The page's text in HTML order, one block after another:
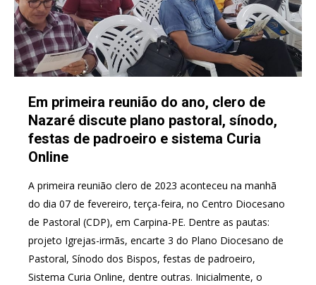
Em primeira reunião do ano, clero de
Nazaré discute plano pastoral, sínodo,
festas de padroeiro e sistema Curia
Online
A primeira reunião clero de 2023 aconteceu na manhã
do dia 07 de fevereiro, terça-feira, no Centro Diocesano
de Pastoral (CDP), em Carpina-PE. Dentre as pautas:
projeto Igrejas-irmãs, encarte 3 do Plano Diocesano de
Pastoral, Sínodo dos Bispos, festas de padroeiro,
Sistema Curia Online, dentre outras. Inicialmente, o